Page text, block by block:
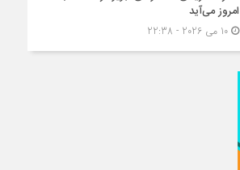
امروز می‌آید
10 می 2026 - 22:38